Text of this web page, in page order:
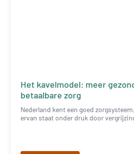
Het kavelmodel: meer
betaalbare zorg
Nederland kent een goed
ervan staat onder druk door